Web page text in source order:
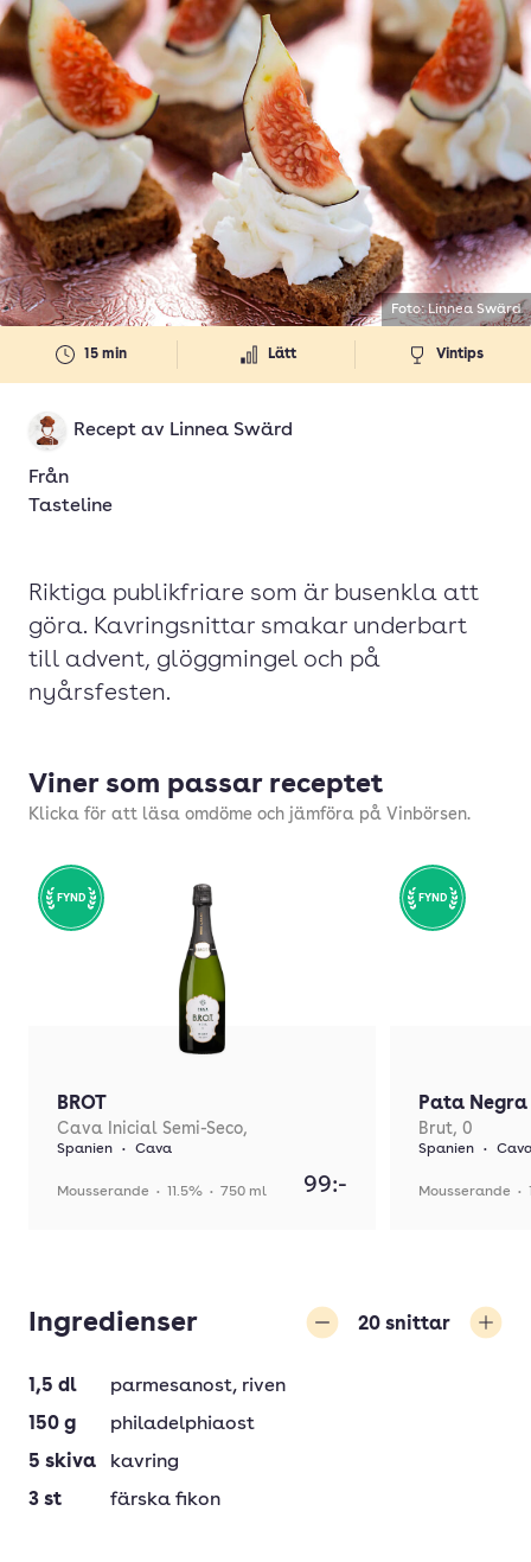
15 min Lätt Vintips
Recept av Linnea Swärd
Från
Tasteline
Riktiga publikfriare som är busenkla att
göra. Kavringsnittar smakar underbart
till advent, glöggmingel och på
nyårsfesten.
Foto: Linnea Swärd
Viner som passar receptet
Klicka för att läsa omdöme och jämföra på Vinbörsen.
FYND
BROT
Cava Inicial Semi-Seco,
Spanien • Cava
Mousserande • 11.5% • 750 ml 99:-
FYND
Pata Negra
Brut, 0
Spanien •
Mousserande •
Ingredienser 20 snittar
1,5 dl parmesanost, riven
150 g
philadelphiaost
5 skiva
kavring
3 st färska fikon